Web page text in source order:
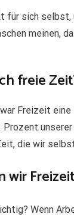
für sich
meinen,
freie
Freizeit
Prozent
die wir
wir
Wenn